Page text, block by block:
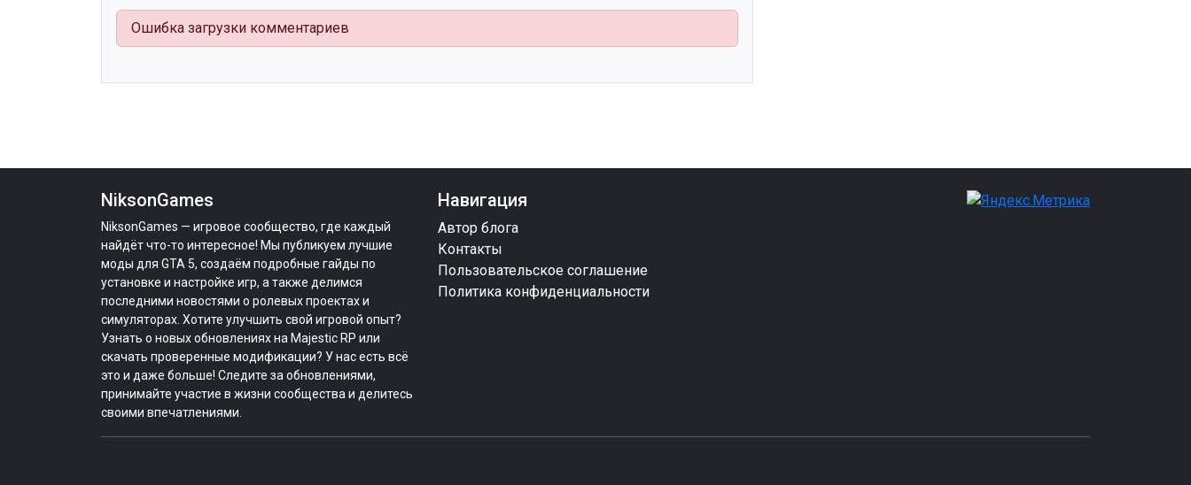
Ошибка загрузки комментариев
NiksonGames
NiksonGames — игровое сообщество, где каждый
найдёт что-то интересное! Мы публикуем лучшие
моды для GTA 5, создаём подробные гайды по
установке и настройке игр, а также делимся
последними новостями о ролевых проектах и
симуляторах. Хотите улучшить свой игровой опыт?
Узнать о новых обновлениях на Majestic RP или
скачать проверенные модификации? У нас есть всё
это и даже больше! Следите за обновлениями,
принимайте участие в жизни сообщества и делитесь
своими впечатлениями.
Навигация
Автор блога
Контакты
Пользовательское соглашение
Политика конфиденциальности